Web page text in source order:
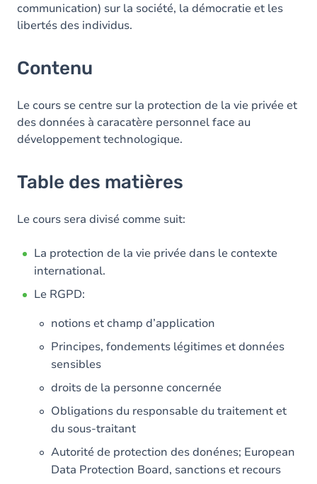
communication) sur la société, la démocratie et les
libertés des individus.
Contenu
Le cours se centre sur la protection de la vie privée et
des données à caracatère personnel face au
développement technologique.
Table des matières
Le cours sera divisé comme suit:
La protection de la vie privée dans le contexte
international.
Le RGPD:
notions et champ d’application
Principes, fondements légitimes et données
sensibles
droits de la personne concernée
Obligations du responsable du traitement et
du sous-traitant
Autorité de protection des donénes; European
Data Protection Board, sanctions et recours